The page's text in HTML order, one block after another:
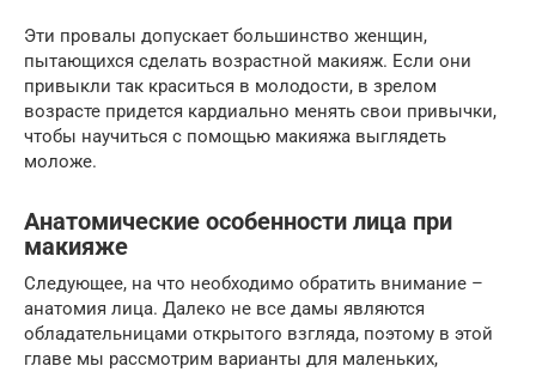
Эти провалы допускает большинство женщин,
пытающихся сделать возрастной макияж. Если они
привыкли так краситься в молодости, в зрелом
возрасте придется кардиально менять свои привычки,
чтобы научиться с помощью макияжа выглядеть
моложе.
Анатомические особенности лица при
макияже
Следующее, на что необходимо обратить внимание –
анатомия лица. Далеко не все дамы являются
обладательницами открытого взгляда, поэтому в этой
главе мы рассмотрим варианты для маленьких,